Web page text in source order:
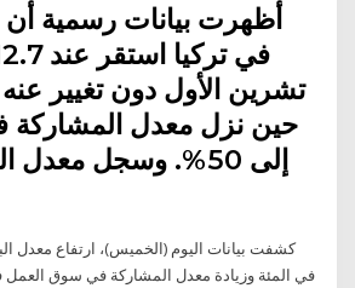
أظهرت بيانات رسمية أن
تشرين الأول دون تغيير
حين نزل معدل المشاركة
في المئة وزيادة معدل المشاركة في سوق العمل